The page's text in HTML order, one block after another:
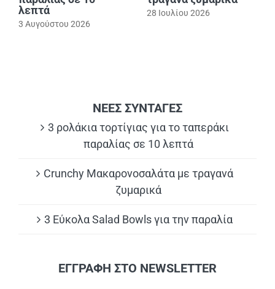
λεπτά
3 Αυγούστου 2026
28 Ιουλίου 2026
ΝΕΕΣ ΣΥΝΤΑΓΕΣ
3 ρολάκια τορτίγιας για το ταπεράκι
παραλίας σε 10 λεπτά
Crunchy Μακαρονοσαλάτα με τραγανά
ζυμαρικά
3 Εύκολα Salad Bowls για την παραλία
ΕΓΓΡΑΦΗ ΣΤΟ NEWSLETTER